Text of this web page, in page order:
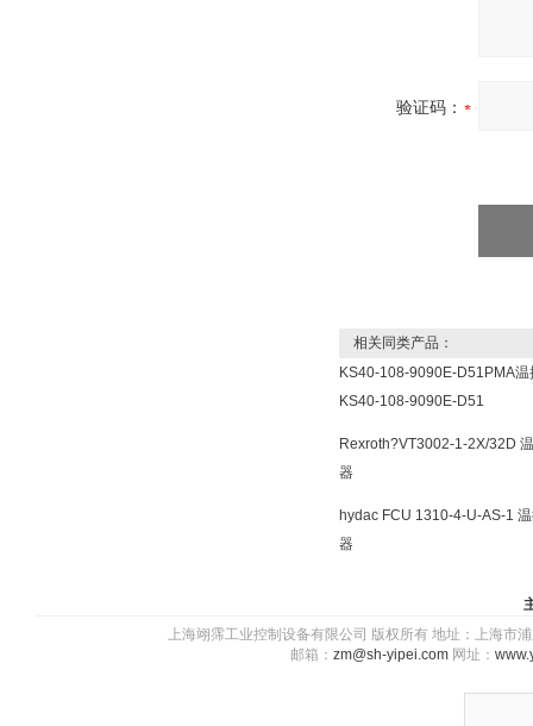
验证码：
相关同类产品：
KS40-108-9090E-D51PMA温
KS40-108-9090E-D51
Rexroth?VT3002-1-2X/32D
器
hydac FCU 1310-4-U-AS-1
器
上海翊霈工业控制设备有限公司 版权所有 地址：上海
邮箱： zm@sh-yipei.com 网址：